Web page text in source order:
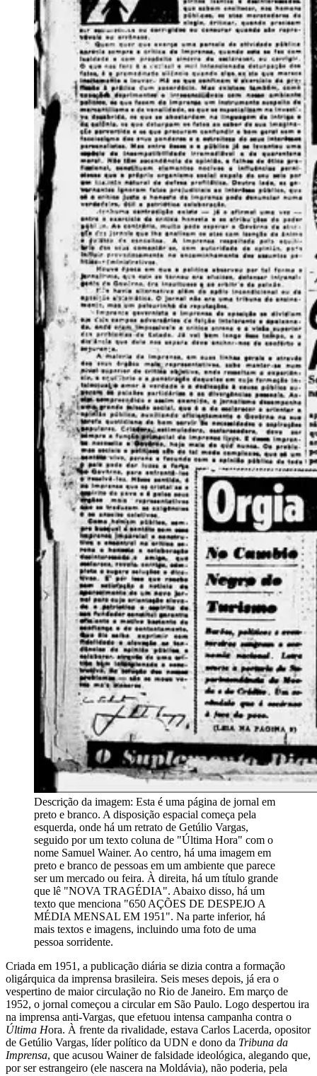
Descrição da imagem: Esta é uma página de jornal em
preto e branco. A disposição espacial começa pela
esquerda, onde há um retrato de Getúlio Vargas,
seguido por um texto coluna de "Última Hora" com o
nome Samuel Wainer. Ao centro, há uma imagem em
preto e branco de pessoas em um ambiente que parece
ser um mercado ou feira. À direita, há um título grande
que lê "NOVA TRAGÉDIA". Abaixo disso, há um
texto que menciona "650 AÇÕES DE DESPEJO A
MÉDIA MENSAL EM 1951". Na parte inferior, há
mais textos e imagens, incluindo uma foto de uma
pessoa sorridente.
Criada em 1951, a publicação diária se dizia contra a formação
oligárquica da imprensa brasileira. Seis meses depois, já era o
vespertino de maior circulação no Rio de Janeiro. Em março de
1952, o jornal começou a circular em São Paulo. Logo despertou ira
na imprensa anti-Vargas, que efetuou intensa campanha contra o
Última Hora. À frente da rivalidade, estava Carlos Lacerda, opositor
de Getúlio Vargas, líder político da UDN e dono da Tribuna da
Imprensa, que acusou Wainer de falsidade ideológica, alegando que,
por ser estrangeiro (ele nascera na Moldávia), não poderia, pela